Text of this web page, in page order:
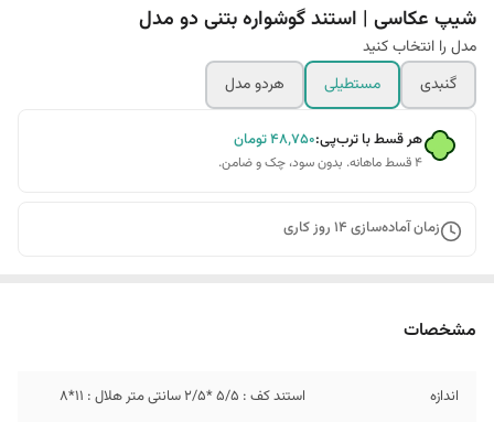
شیپ عکاسی | استند گوشواره بتنی دو مدل
مدل را انتخاب کنید
گنبدی
مستطیلی هردو مدل
هر قسط با ترب‌پی:۴۸٬۷۵۰تومان
۴ قسط ماهانه. بدون سود، چک و ضامن.
زمان آماده‌سازی 14 روز کاری
مشخصات
اندازه استند کف : 5/5 *2/5 سانتی متر هلال : 11*8